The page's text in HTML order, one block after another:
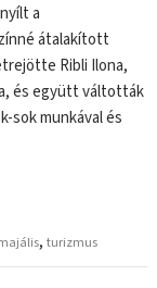
a
átalakított
Ribli Ilona,
és együtt váltották
sok munkával és
,turizmus